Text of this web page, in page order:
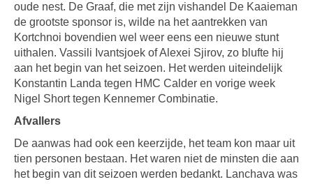
oude nest. De Graaf, die met zijn vishandel De Kaaieman
de grootste sponsor is, wilde na het aantrekken van
Kortchnoi bovendien wel weer eens een nieuwe stunt
uithalen. Vassili Ivantsjoek of Alexei Sjirov, zo blufte hij
aan het begin van het seizoen. Het werden uiteindelijk
Konstantin Landa tegen HMC Calder en vorige week
Nigel Short tegen Kennemer Combinatie.
Afvallers
De aanwas had ook een keerzijde, het team kon maar uit
tien personen bestaan. Het waren niet de minsten die aan
het begin van dit seizoen werden bedankt. Lanchava was